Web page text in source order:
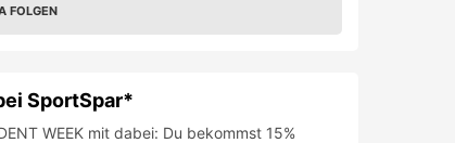
FOLGEN
SportSpar*
WEEK mit dabei: Du bekommst 15%